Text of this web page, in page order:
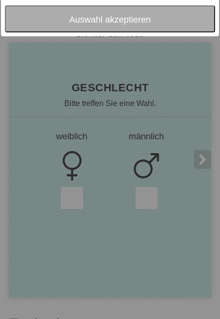
Auswahl akzeptieren
abgestimmt ist.
Sie wollen schon jetzt eine erste Orientierung,
welche Zudecke für Sie die Richtige ist? Machen
Sie hier den Test!
GESCHLECHT
Bitte treffen Sie eine Wahl.
weiblich männlich